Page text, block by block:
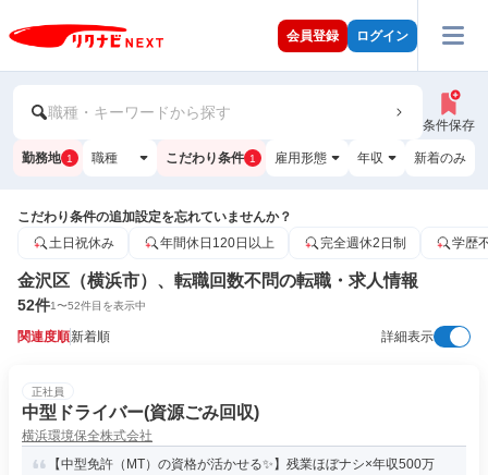
会員登録 ログイン
職種・キーワードから探す
条件保存
勤務地 1 職種 こだわり条件 1 雇用形態 年収 新着のみ
こだわり条件の追加設定を忘れていませんか？
土日祝休み
年間休日120日以上 完全週休2日制 学歴
金沢区（横浜市）、転職回数不問の転職・求人情報
52件1〜52件目を表示中
関連度順新着順 詳細表示
正社員
中型ドライバー(資源ごみ回収)
横浜環境保全株式会社
【中型免許（MT）の資格が活かせる✨】残業ほぼナシ×年収500万